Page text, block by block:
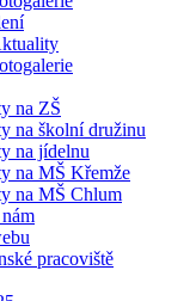
na ZŠ
na školní družinu
na jídelnu
na MŠ Křemže
na MŠ Chlum
pracoviště